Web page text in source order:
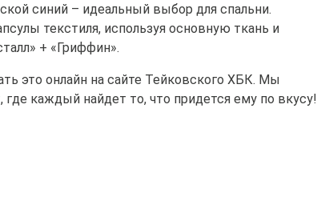
синий – идеальный выбор для спальни.
текстиля, используя основную ткань и
+ «Гриффин».
это онлайн на сайте Тейковского ХБК. Мы
каждый найдет то, что придется ему по вкусу!